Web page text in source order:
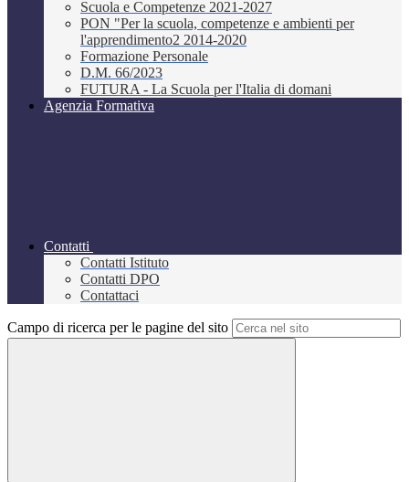
Scuola e Competenze 2021-2027
PON "Per la scuola, competenze e ambienti per
l'apprendimento2 2014-2020
Formazione Personale
D.M. 66/2023
FUTURA - La Scuola per l'Italia di domani
Agenzia Formativa
Contatti
Contatti Istituto
Contatti DPO
Contattaci
Campo di ricerca per le pagine del sito